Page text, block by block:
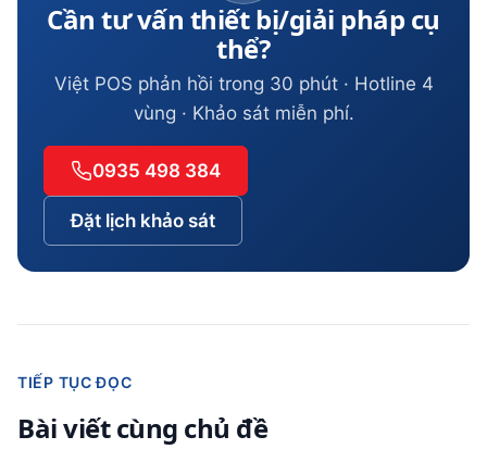
Cần tư vấn thiết bị/giải pháp cụ
thể?
Việt POS phản hồi trong 30 phút · Hotline 4
vùng · Khảo sát miễn phí.
0935 498 384
Đặt lịch khảo sát
TIẾP TỤC ĐỌC
Bài viết cùng chủ đề